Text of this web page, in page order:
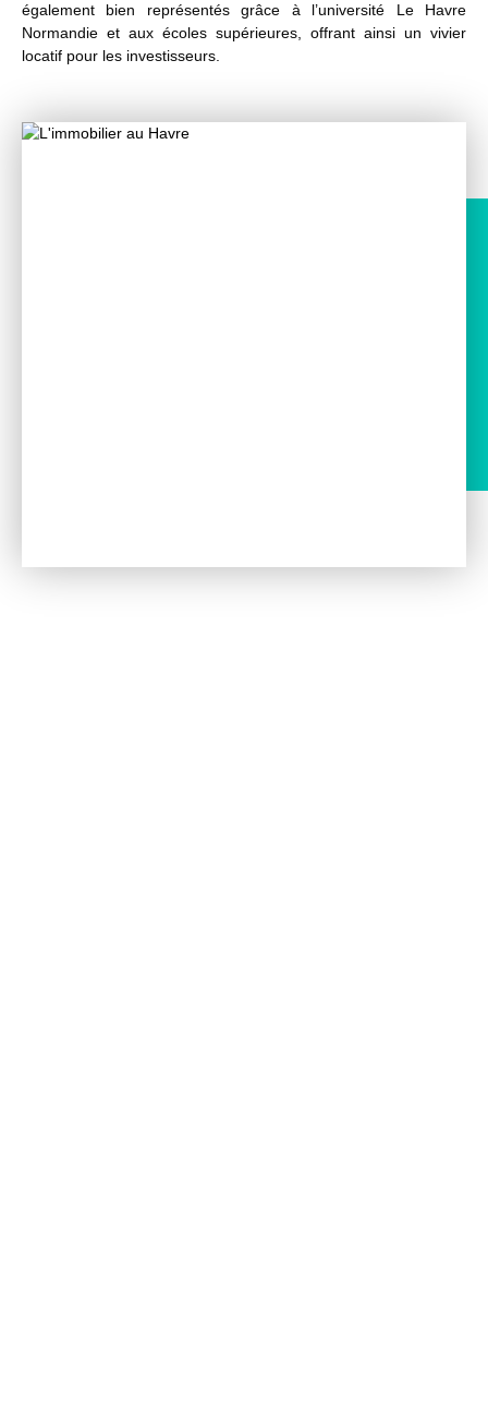
également bien représentés grâce à l’université Le Havre
Normandie et aux écoles supérieures, offrant ainsi un vivier
locatif pour les investisseurs.